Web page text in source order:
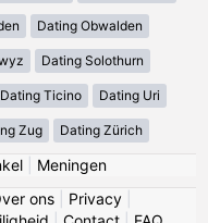
Dating Obwalden
Dating Solothurn
Dating Ticino Dating Uri
Zug Dating Zürich
| Meningen
ons Privacy